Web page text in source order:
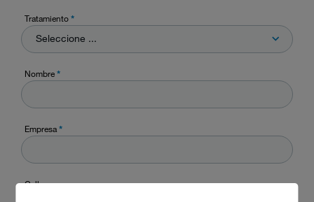
Tratamiento*
Seleccione ...
Nombre*
Empresa*
Calle